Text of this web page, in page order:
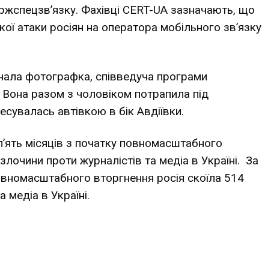
Фахівці CERT-UA зазначають, що
атаки росіян на оператора мобільного зв’язку
фотографка, співведуча програми
разом з чоловіком потрапила під
автівкою в бік Авдіївки.
місяців з початку повномасштабного
проти журналістів та медіа в Україні. За
вторгнення росія скоїла 514
медіа в Україні.